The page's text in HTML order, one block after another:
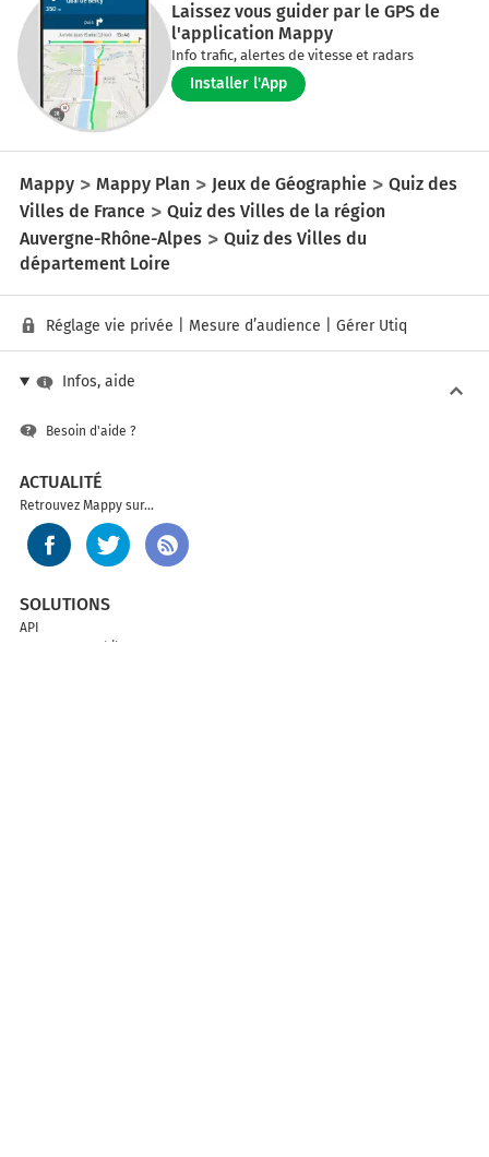
Laissez vous guider par le GPS de
l'application Mappy
Info trafic, alertes de vitesse et radars
Installer l'App
Mappy Mappy Plan Jeux de Géographie
Quiz des
Villes de France
Quiz des Villes de la région
Auvergne-Rhône-Alpes
Quiz des Villes du
département Loire
Réglage vie privée Mesure d’audience Gérer Utiq
Infos, aide
Besoin d'aide ?
ACTUALITÉ
Retrouvez Mappy sur...
SOLUTIONS
API